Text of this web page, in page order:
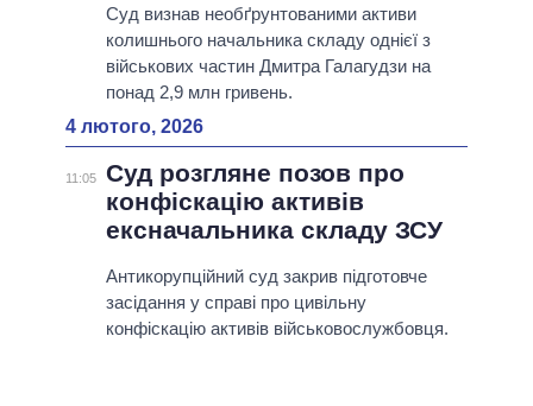
Суд визнав необґрунтованими активи
колишнього начальника складу однієї з
військових частин Дмитра Галагудзи на
понад 2,9 млн гривень.
4 лютого, 2026
11:05
Суд розгляне позов про
конфіскацію активів
ексначальника складу ЗСУ
Антикорупційний суд закрив підготовче
засідання у справі про цивільну
конфіскацію активів військовослужбовця.